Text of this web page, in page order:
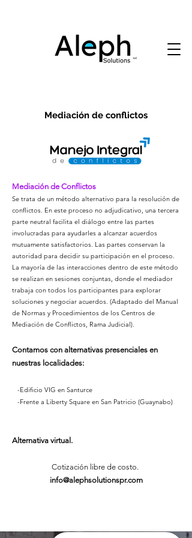
Mediación de conflictos
Mediación de Conflictos
Se trata de un método alternativo para la resolución de
conflictos. En este proceso no adjudicativo, una tercera
parte neutral facilita el diálogo entre las partes
involucradas para ayudarles a alcanzar acuerdos
mutuamente satisfactorios. Las partes conservan la
autoridad para decidir su participación en el proceso.
La mayoría de las interacciones dentro de este método
se realizan en sesiones conjuntas, donde el mediador
trabaja con todos los participantes para explorar
soluciones y negociar acuerdos. (Adaptado del Manual
de Normas y Procedimientos de los Centros de
Mediación de Conflictos, Rama Judicial).
Contamos con alternativas presenciales en
nuestras localidades:
-Edificio VIG en Santurce
-Frente a Liberty Square en San Patricio (Guaynabo)
Alternativa virtual.
Cotización libre de costo.
info@alephsolutionspr.com